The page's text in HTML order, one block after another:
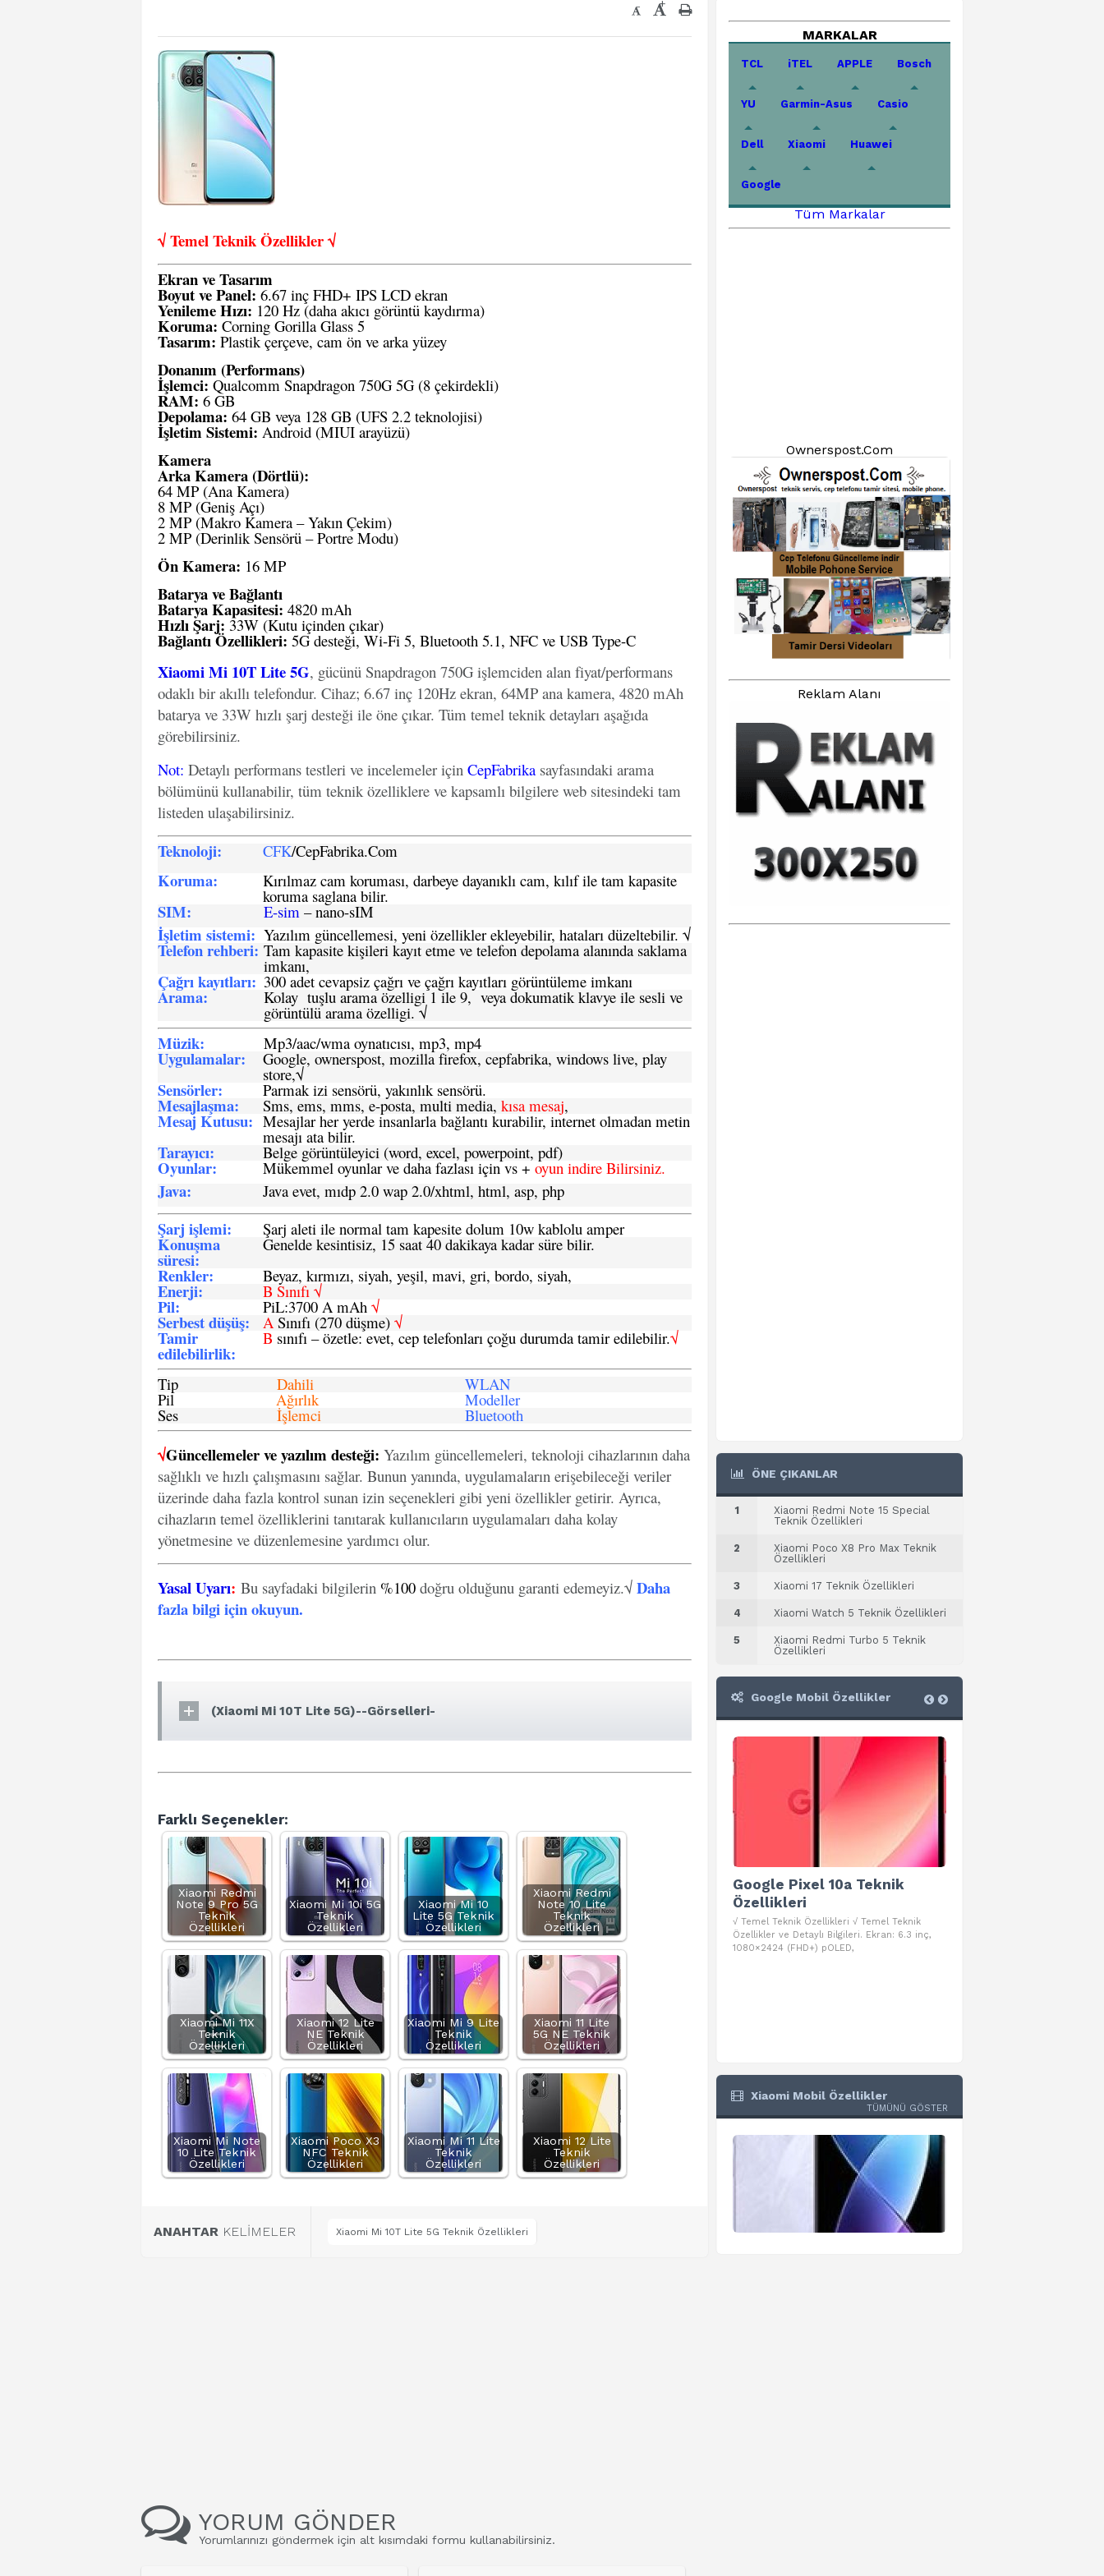
- +
√ Temel Teknik Özellikler √
Ekran ve Tasarım
Boyut ve Panel: 6.67 inç FHD+ IPS LCD ekran
Yenileme Hızı: 120 Hz (daha akıcı görüntü kaydırma)
Koruma: Corning Gorilla Glass 5
Tasarım: Plastik çerçeve, cam ön ve arka yüzey
Donanım (Performans)
İşlemci: Qualcomm Snapdragon 750G 5G (8 çekirdekli)
RAM: 6 GB
Depolama: 64 GB veya 128 GB (UFS 2.2 teknolojisi)
İşletim Sistemi: Android (MIUI arayüzü)
Kamera
Arka Kamera (Dörtlü):
64 MP (Ana Kamera)
8 MP (Geniş Açı)
2 MP (Makro Kamera – Yakın Çekim)
2 MP (Derinlik Sensörü – Portre Modu)
Ön Kamera: 16 MP
Batarya ve Bağlantı
Batarya Kapasitesi: 4820 mAh
Hızlı Şarj: 33W (Kutu içinden çıkar)
Bağlantı Özellikleri: 5G desteği, Wi-Fi 5, Bluetooth 5.1, NFC ve USB Type-C
Xiaomi Mi 10T Lite 5G, gücünü Snapdragon 750G işlemciden alan fiyat/performans
odaklı bir akıllı telefondur. Cihaz; 6.67 inç 120Hz ekran, 64MP ana kamera, 4820 mAh
batarya ve 33W hızlı şarj desteği ile öne çıkar. Tüm temel teknik detayları aşağıda
görebilirsiniz.
Not: Detaylı performans testleri ve incelemeler için CepFabrika sayfasındaki arama
bölümünü kullanabilir, tüm teknik özelliklere ve kapsamlı bilgilere web sitesindeki tam
listeden ulaşabilirsiniz.
Teknoloji: CFK/CepFabrika.Com
Koruma: Kırılmaz cam koruması, darbeye dayanıklı cam, kılıf ile tam kapasite
koruma saglana bilir.
SIM: E-sim – nano-sIM
İşletim sistemi: Yazılım güncellemesi, yeni özellikler ekleyebilir, hataları düzeltebilir. √
Telefon rehberi: Tam kapasite kişileri kayıt etme ve telefon depolama alanında saklama
imkanı,
Çağrı kayıtları: 300 adet cevapsiz çağrı ve çağrı kayıtları görüntüleme imkanı
Arama: Kolay tuşlu arama özelligi 1 ile 9, veya dokumatik klavye ile sesli ve
görüntülü arama özelligi. √
Müzik: Mp3/aac/wma oynatıcısı, mp3, mp4
Uygulamalar: Google, ownerspost, mozilla firefox, cepfabrika, windows live, play
store,√
Sensörler: Parmak izi sensörü, yakınlık sensörü.
Mesajlaşma: Sms, ems, mms, e-posta, multi media, kısa mesaj,
Mesaj Kutusu: Mesajlar her yerde insanlarla bağlantı kurabilir, internet olmadan metin
mesajı ata bilir.
Tarayıcı: Belge görüntüleyici (word, excel, powerpoint, pdf)
Oyunlar: Mükemmel oyunlar ve daha fazlası için vs +oyun indire Bilirsiniz.
Java: Java evet, mıdp 2.0 wap 2.0/xhtml, html, asp, php
Şarj işlemi: Şarj aleti ile normal tam kapesite dolum 10w kablolu amper
Konuşma
süresi:
Genelde kesintisiz, 15 saat 40 dakikaya kadar süre bilir.
Renkler: Beyaz, kırmızı, siyah, yeşil, mavi, gri, bordo, siyah,
Enerji: B Sınıfı √
Pil: PiL:3700 A mAh √
Serbest düşüş: ASınıfı (270 düşme) √
Tamir
edilebilirlik:
B sınıfı – özetle: evet, cep telefonları çoğu durumda tamir edilebilir.√
Tip Dahili WLAN
Pil Ağırlık Modeller
Ses İşlemci Bluetooth
√Güncellemeler ve yazılım desteği: Yazılım güncellemeleri, teknoloji cihazlarının daha
sağlıklı ve hızlı çalışmasını sağlar. Bunun yanında, uygulamaların erişebileceği veriler
üzerinde daha fazla kontrol sunan izin seçenekleri gibi yeni özellikler getirir. Ayrıca,
cihazların temel özelliklerini tanıtarak kullanıcıların uygulamaları daha kolay
yönetmesine ve düzenlemesine yardımcı olur.
Yasal Uyarı: Bu sayfadaki bilgilerin %100 doğru olduğunu garanti edemeyiz.√ Daha
fazla bilgi için okuyun.
(Xiaomi Mi 10T Lite 5G)--Görselleri-
Farklı Seçenekler:
Xiaomi Redmi
Note 9 Pro 5G
Teknik
Özellikleri
Xiaomi Mi 10i 5G
Teknik
Özellikleri
Xiaomi Mi 10
Lite 5G Teknik
Özellikleri
Xiaomi Redmi
Note 10 Lite
Teknik
Özellikleri
Xiaomi Mi 11X
Teknik
Özellikleri
Xiaomi 12 Lite
NE Teknik
Özellikleri
Xiaomi Mi 9 Lite
Teknik
Özellikleri
Xiaomi 11 Lite
5G NE Teknik
Özellikleri
Xiaomi Mi Note
10 Lite Teknik
Özellikleri
Xiaomi Poco X3
NFC Teknik
Özellikleri
Xiaomi Mi 11 Lite
Teknik
Özellikleri
Xiaomi 12 Lite
Teknik
Özellikleri
ANAHTAR KELİMELER Xiaomi Mi 10T Lite 5G Teknik Özellikleri
YORUM GÖNDER
Yorumlarınızı göndermek için alt kısımdaki formu kullanabilirsiniz.
MARKALAR
TCL iTEL APPLE Bosch
YU Garmin-Asus Casio
Dell Xiaomi Huawei
Google
Tüm Markalar
Ownerspost.Com
Reklam Alanı
ÖNE ÇIKANLAR
1
Xiaomi Redmi Note 15 Special
Teknik Özellikleri
2
Xiaomi Poco X8 Pro Max Teknik
Özellikleri
3 Xiaomi 17 Teknik Özellikleri
4 Xiaomi Watch 5 Teknik Özellikleri
5
Xiaomi Redmi Turbo 5 Teknik
Özellikleri
Google Mobil Özellikler
Google Pixel 10 Pro Teknik
Özellikleri
√ Temel Teknik Özellikleri √ Temel Teknik
Özellikler ve Detaylı Bilgileri. Ekran: 6.3 inç,
1280 x 2856 piksel, 120 Hz LTPO
Google Pixel 10a Teknik
Özellikleri
√ Temel Teknik Özellikleri √ Temel Teknik
Özellikler ve Detaylı Bilgileri. Ekran: 6.3 inç,
1080×2424 (FHD+) pOLED,
Xiaomi Mobil Özellikler
TÜMÜNÜ GÖSTER